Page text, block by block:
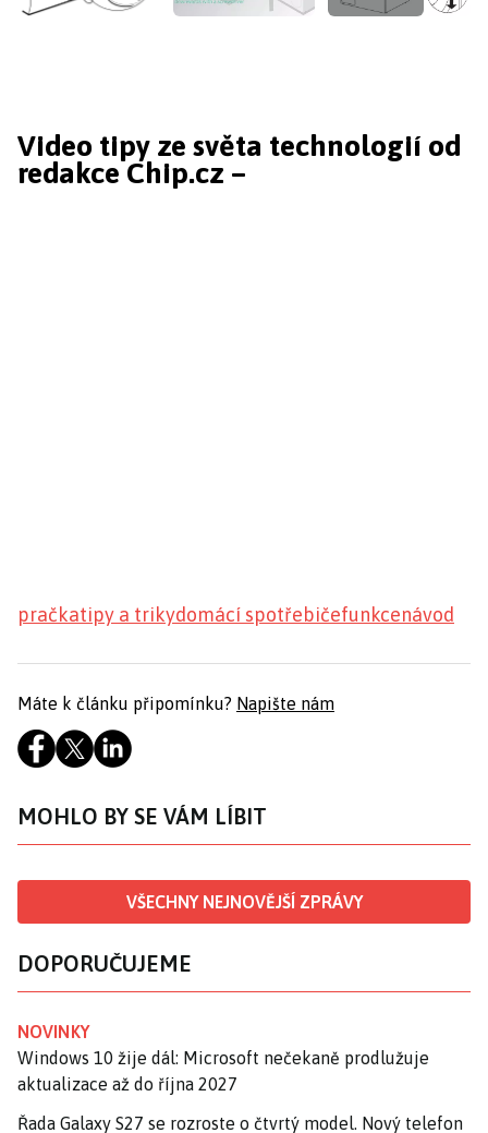
Video tipy ze světa technologií od
redakce Chip.cz –
pračkatipy a trikydomácí spotřebičefunkcenávod
Máte k článku připomínku? Napište nám
MOHLO BY SE VÁM LÍBIT
VŠECHNY NEJNOVĚJŠÍ ZPRÁVY
DOPORUČUJEME
NOVINKY
Windows 10 žije dál: Microsoft nečekaně prodlužuje
aktualizace až do října 2027
Řada Galaxy S27 se rozroste o čtvrtý model. Nový telefon